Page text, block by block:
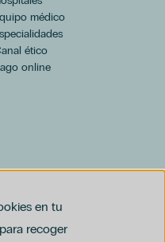
en tu
recoger
médico
ético
online